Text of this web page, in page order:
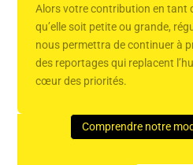
Alors votre contribution en tant
qu’elle soit petite ou grande,
nous permettra de continuer à
des reportages qui replacent
cœur des priorités.
Comprendre notre